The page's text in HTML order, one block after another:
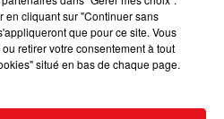
en cliquant sur "Continuer sans
que pour ce site. Vous
retirer votre consentement à tout
situé en bas de chaque page.